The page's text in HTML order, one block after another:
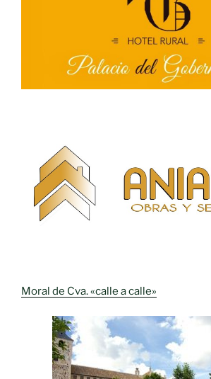
Moral de Cva. «calle a calle»